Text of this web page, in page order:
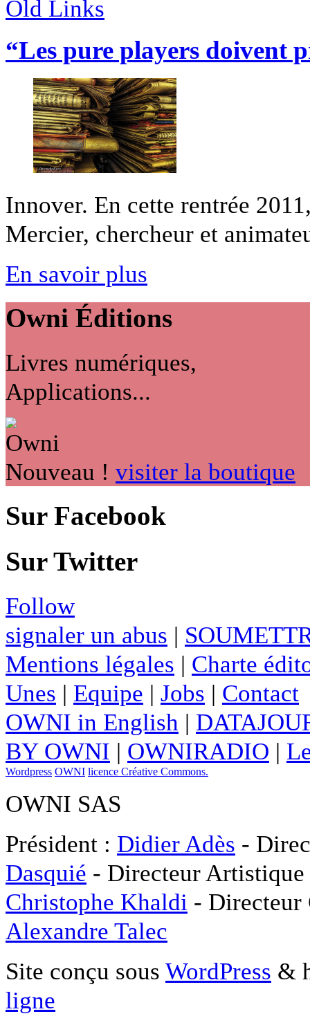
Old Links
“Les pure players doivent
Innover. En cette rentrée
Mercier, chercheur et
En savoir plus
Owni Éditions
Livres numériques,
Applications...
Nouveau ! visiter la boutique
Sur Facebook
Sur Twitter
Follow
signaler un abus |
Mentions légales | Charte
Unes | Equipe | Jobs | Contact
OWNI in English |
BY OWNI | OWNIRADIO |
Wordpress OWNI licence Créative Commons.
OWNI SAS
Président : Didier Adès -
Dasquié - Directeur
Christophe Khaldi -
Alexandre Talec
Site conçu sous WordPress &
ligne